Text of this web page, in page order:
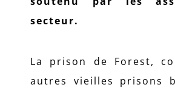
secteur.
La prison de Forest,
autres vieilles prisons